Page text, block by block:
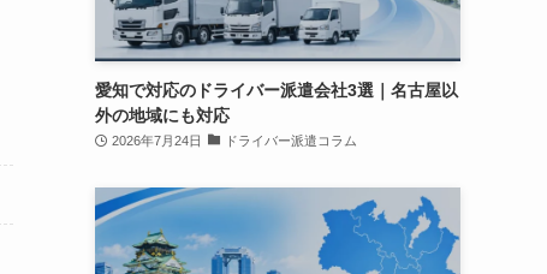
愛知で対応のドライバー派遣会社3選｜名古屋以
外の地域にも対応
2026年7月24日 ドライバー派遣コラム